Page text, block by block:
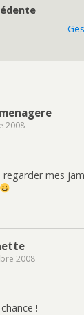
2008
regarder mes
2008
!